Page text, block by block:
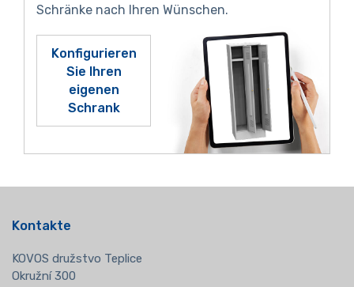
Schränke nach Ihren Wünschen.
Konfigurieren
Sie Ihren
eigenen
Schrank
Kontakte
KOVOS družstvo Teplice
Okružní 300